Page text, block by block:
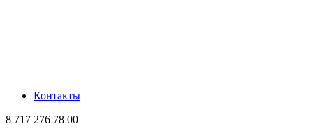
Контакты
8 717 276 78 00